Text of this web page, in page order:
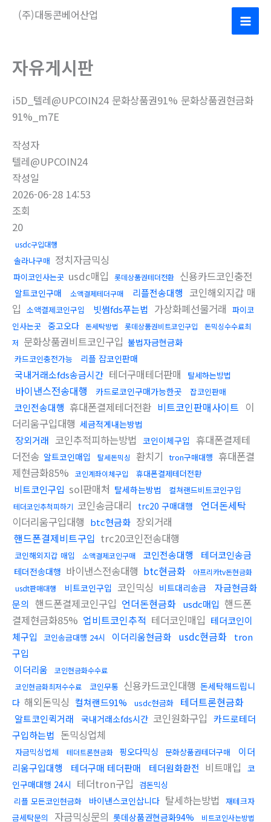
(주)대동콘베어산업
Main
자유게시판
i5D_텔레@UPCOIN24 문화상품권91% 문화상품권현금화
91%_m7E
작성자
텔레@UPCOIN24
작성일
2026-06-28 14:53
조회
20
usdc구입대행
솔라나구매 정치자금믹싱
파이코인사는곳 usdc매입 롯데상품권테더전환 신용카드코인충전
알트코인구매 소액결제테더구매 리플전송대행 코인해외지갑 매
입 소액결제코인구입 빗썸fds푸는법 가상화폐선물거래 파이코
인사는곳 중고오다 돈세탁방법 롯데상품권비트코인구입
돈믹싱수수료최
저 문화상품권비트코인구입 불법자금현금화
카드코인충전가능 리플 잡코인판매
국내거래소fds송금시간 테더구매테더판매 탈세하는방법
바이낸스전송대행 카드로코인구매가능한곳 잡코인판매
코인전송대행 휴대폰결제테더전환 비트코인판매사이트 이
더리움구입대행 세금적게내는방법
장외거래 코인추적피하는방법 코인이체구입
휴대폰결제테
더전송 알트코인매입 탈세돈믹싱 환치기 tron구매대행 휴대폰결
제현금화85%
코인계좌이체구입 휴대폰결제테더전환
비트코인구입 sol판매처 탈세하는방법 컬쳐랜드비트코인구입
테더코인추척피하기 코인송금대리 trc20 구매대행
언더돈세탁
이더리움구입대행 btc현금화 장외거래
핸드폰결제비트구입 trc20코인전송대행
코인해외지갑 매입 소액결제코인구매 코인전송대행 테더코인송금
테더전송대행 바이낸스전송대행 btc현금화
아프리카tv돈현금화
usdt판매대행
비트코인구입 코인믹싱 비트대리송금
자금현금화
문의 핸드폰결제코인구입 언더돈현금화 usdc매입 핸드폰
결제현금화85% 업비트코인추적 테더코인매입 테더코인이
체구입
코인송금대행 24시 이더리움현금화 usdc현금화
tron
구입
이더리움
코인현금화수수료
코인현금화최저수수료
코인무통 신용카드코인대행 돈세탁해드립니
다 해외돈믹싱 컬쳐랜드91% usdc현금화 테더트론현금화
알트코인퀵거래 국내거래소fds시간 코인원화구입 카드로테더
구입하는법 돈믹싱업체
자금믹싱업체 테더트론현금화 핑오다믹싱 문화상품권테더구매
이더
리움구입대행
테더구매 테더판매 테더원화환전 비트매입 코
인구매대행 24시 테더tron구입
검돈믹싱
리플 모든코인현금화
바이낸스코인삽니다 탈세하는방법
재테크자
금세탁문의
자금믹싱문의 롯데상품권현금화94% 비트코인사는방법